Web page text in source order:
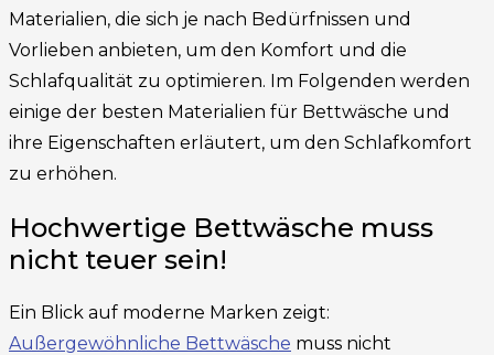
Materialien, die sich je nach Bedürfnissen und
Vorlieben anbieten, um den Komfort und die
Schlafqualität zu optimieren. Im Folgenden werden
einige der besten Materialien für Bettwäsche und
ihre Eigenschaften erläutert, um den Schlafkomfort
zu erhöhen.
Hochwertige Bettwäsche muss
nicht teuer sein!
Ein Blick auf moderne Marken zeigt:
Außergewöhnliche Bettwäsche muss nicht